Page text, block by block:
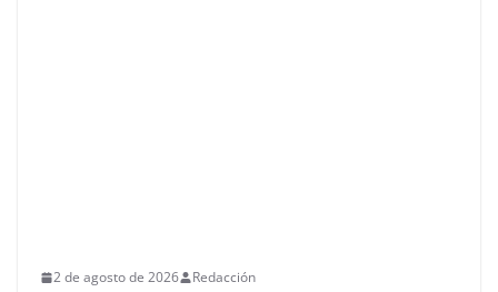
2 de agosto de 2026 Redacción